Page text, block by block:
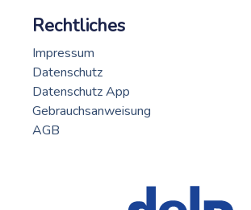
Rechtliches
Impressum
Datenschutz
Datenschutz App
Gebrauchsanweisung
AGB